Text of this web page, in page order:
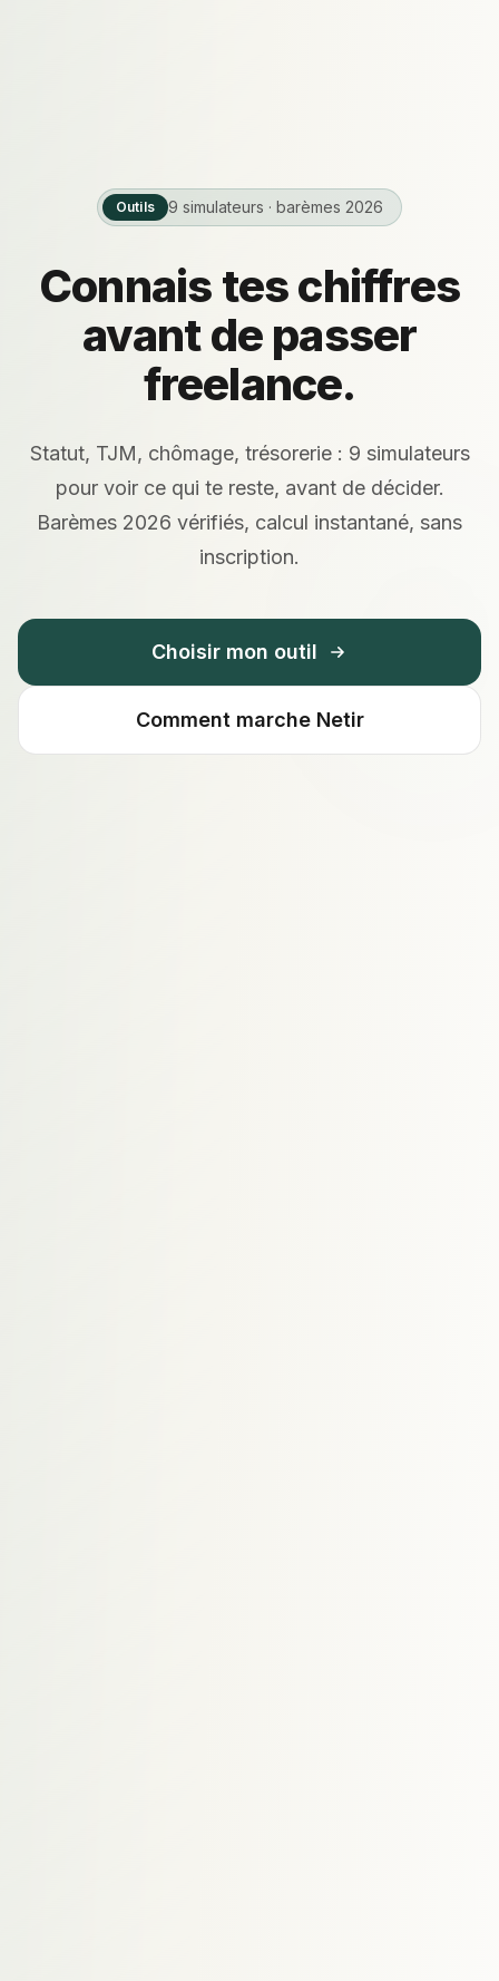
Outils 9 simulateurs · barèmes 2026
Connais tes chiffres
avant de passer
freelance.
Statut, TJM, chômage, trésorerie : 9 simulateurs
pour voir ce qui te reste, avant de décider.
Barèmes 2026 vérifiés, calcul instantané, sans
inscription.
Choisir mon outil
Comment marche Netir